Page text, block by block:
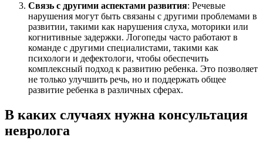
Связь с другими аспектами развития: Речевые
нарушения могут быть связаны с другими проблемами в
развитии, такими как нарушения слуха, моторики или
когнитивные задержки. Логопеды часто работают в
команде с другими специалистами, такими как
психологи и дефектологи, чтобы обеспечить
комплексный подход к развитию ребенка. Это позволяет
не только улучшить речь, но и поддержать общее
развитие ребенка в различных сферах.
В каких случаях нужна консультация
невролога